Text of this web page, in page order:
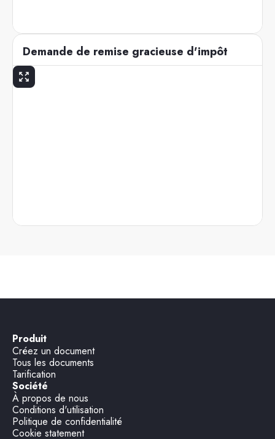
Demande de remise gracieuse d'impôt
Produit
Créez un document
Tous les documents
Tarification
Société
À propos de nous
Conditions d'utilisation
Politique de confidentialité
Cookie statement